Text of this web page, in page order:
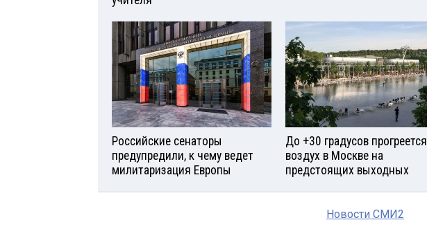
Российские сенаторы
предупредили, к чему ведет
милитаризация Европы
До +30 градусов прогреется
воздух в Москве на
предстоящих выходных
Новости СМИ2